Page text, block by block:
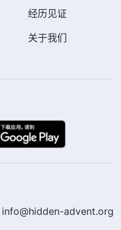
经历见证
关于我们
info@hidden-advent.org